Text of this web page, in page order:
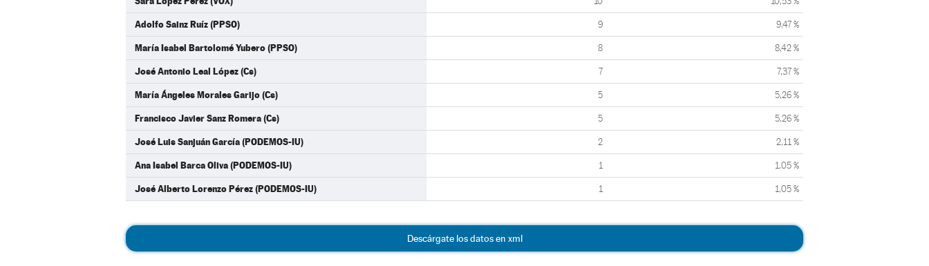
Adolfo Sainz Ruíz (PPSO) 9 9,47 %
María Isabel Bartolomé Yubero (PPSO) 8 8,42 %
José Antonio Leal López (Cs) 7 7,37 %
María Ángeles Morales Garijo (Cs) 5 5,26 %
Francisco Javier Sanz Romera (Cs) 5 5,26 %
José Luis Sanjuán García (PODEMOS-IU) 2 2,11 %
Ana Isabel Barca Oliva (PODEMOS-IU) 1 1,05 %
José Alberto Lorenzo Pérez (PODEMOS-IU) 1 1,05 %
Descárgate los datos en xml